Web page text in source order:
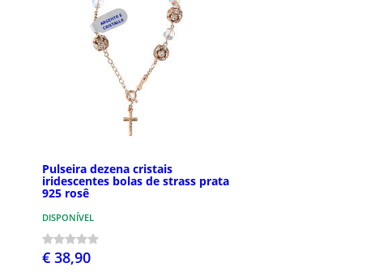
Pulseira dezena cristais
iridescentes bolas de strass prata
925 rosê
DISPONÍVEL
€ 38,90